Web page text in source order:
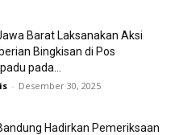
Barat Laksanakan Aksi
Bingkisan di Pos
pada...
- Desember 30, 2025
Hadirkan Pemeriksaan